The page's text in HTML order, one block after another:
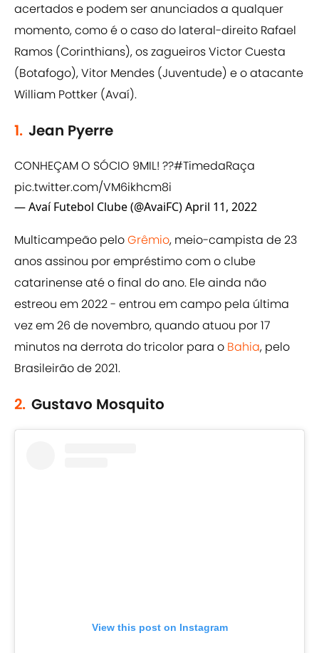
acertados e podem ser anunciados a qualquer
momento, como é o caso do lateral-direito Rafael
Ramos (Corinthians), os zagueiros Victor Cuesta
(Botafogo), Vitor Mendes (Juventude) e o atacante
William Pottker (Avaí).
1. Jean Pyerre
CONHEÇAM O SÓCIO 9MIL! ??#TimedaRaça
pic.twitter.com/VM6ikhcm8i
— Avaí Futebol Clube (@AvaiFC)April 11, 2022
Multicampeão peloGrêmio, meio-campista de 23
anos assinou por empréstimo com o clube
catarinense até o final do ano. Ele ainda não
estreou em 2022 - entrou em campo pela última
vez em 26 de novembro, quando atuou por 17
minutos na derrota do tricolor para o Bahia, pelo
Brasileirão de 2021.
2. Gustavo Mosquito
View this post on Instagram